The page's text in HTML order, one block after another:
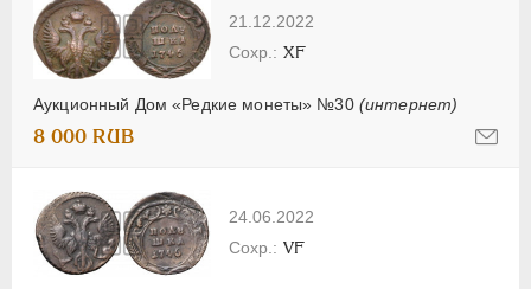
21.12.2022
Аукционный Дом «Редкие монеты» №30 (интернет)
XF
8 000 RUB
24.06.2022
VF